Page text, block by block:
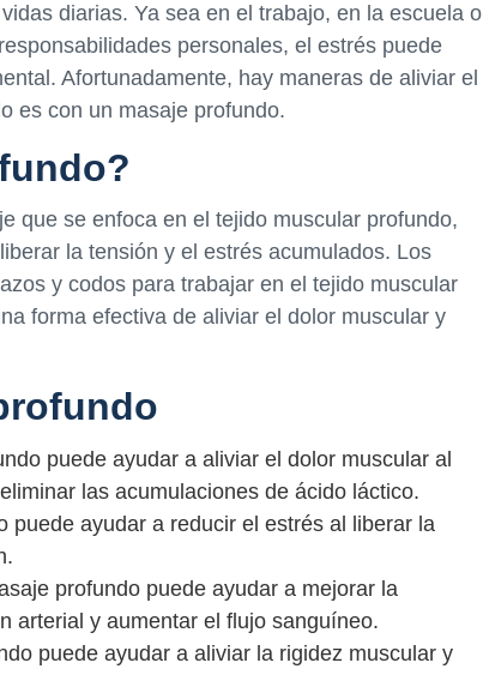
diarias. Ya sea en el trabajo, en la escuela o
personales, el estrés puede
Afortunadamente, hay maneras de aliviar el
es con un masaje profundo.
que se enfoca en el tejido muscular profundo,
la tensión y el estrés acumulados. Los
y codos para trabajar en el tejido muscular
forma efectiva de aliviar el dolor muscular y
puede ayudar a aliviar el dolor muscular al
las acumulaciones de ácido láctico.
puede ayudar a reducir el estrés al liberar la
profundo puede ayudar a mejorar la
arterial y aumentar el flujo sanguíneo.
puede ayudar a aliviar la rigidez muscular y